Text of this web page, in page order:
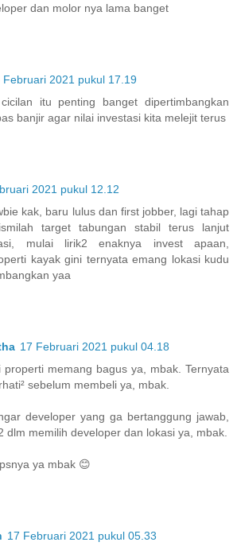
dan molor nya lama banget
Februari 2021 pukul 17.19
itu penting banget dipertimbangkan
banjir agar nilai investasi kita melejit terus
2021 pukul 12.12
kak, baru lulus dan first jobber, lagi tahap
target tabungan stabil terus lanjut
mulai lirik2 enaknya invest apaan,
kayak gini ternyata emang lokasi kudu
yaa
17 Februari 2021 pukul 04.18
properti memang bagus ya, mbak. Ternyata
sebelum membeli ya, mbak.
developer yang ga bertanggung jawab,
dlm memilih developer dan lokasi ya, mbak.
ya mbak 😊
17 Februari 2021 pukul 05.33